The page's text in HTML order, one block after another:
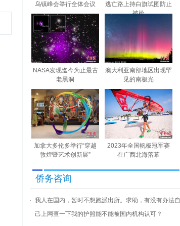
乌镇峰会举行全体会议
逃亡路上持白旗试图防止
被枪
NASA发现迄今为止最古
老黑洞
澳大利亚南部地区出现罕
见的南极光
加拿大多伦多举行“穿越
敦煌暨艺术创新展”
2023年全国帆板冠军赛
在广西北海落幕
侨务咨询
我人在国内，暂时不想跑派出所。求助，有没有办法自
己上网查一下我的护照能不能被国内机构认可？